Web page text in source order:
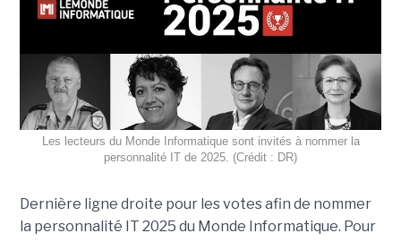
Les lecteurs du Monde Informatique sont invités à nommer la
personnalité IT de 2025. (Crédit : DR)
Dernière ligne droite pour les votes afin de nommer
la personnalité IT 2025 du Monde Informatique. Pour